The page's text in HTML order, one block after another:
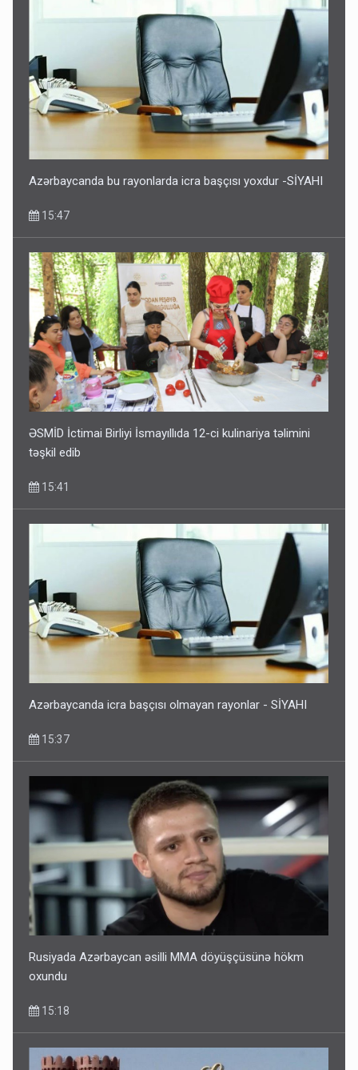
Azərbaycanda bu rayonlarda icra başçısı yoxdur -SİYAHI
15:47
ƏSMİD İctimai Birliyi İsmayıllıda 12-ci kulinariya təlimini
təşkil edib
15:41
Azərbaycanda icra başçısı olmayan rayonlar - SİYAHI
15:37
Rusiyada Azərbaycan əsilli MMA döyüşçüsünə hökm
oxundu
15:18